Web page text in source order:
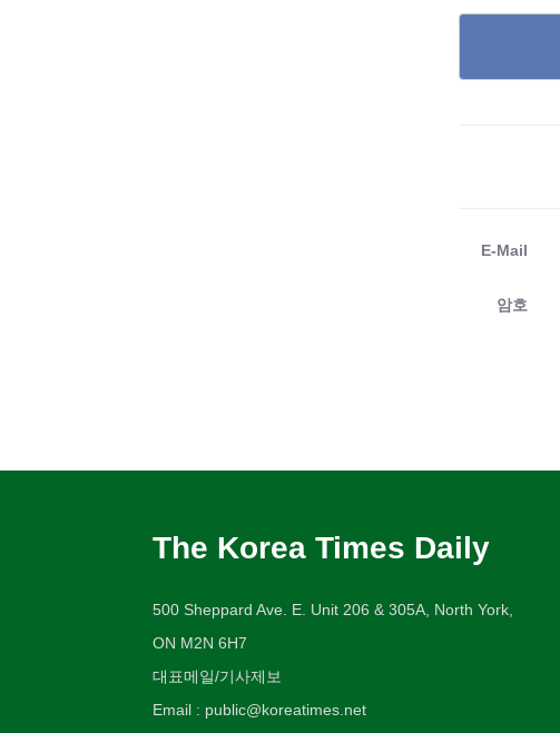
E-Mail
암호
The Korea Times Daily
500 Sheppard Ave. E. Unit 206 & 305A, North York,
ON M2N 6H7
대표메일/기사제보
Email : public@koreatimes.net